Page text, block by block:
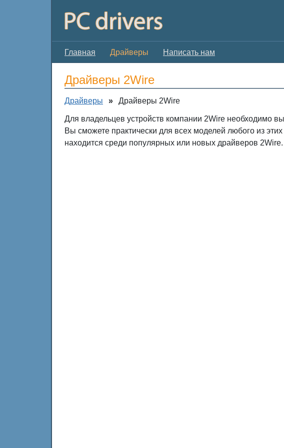
Главная Драйверы Написать нам
Драйверы 2Wire
Драйверы » Драйверы 2Wire
Для владельцев устройств компании 2Wire необходимо
Вы сможете практически для всех моделей любого из
находится среди популярных или новых драйверов 2Wire.